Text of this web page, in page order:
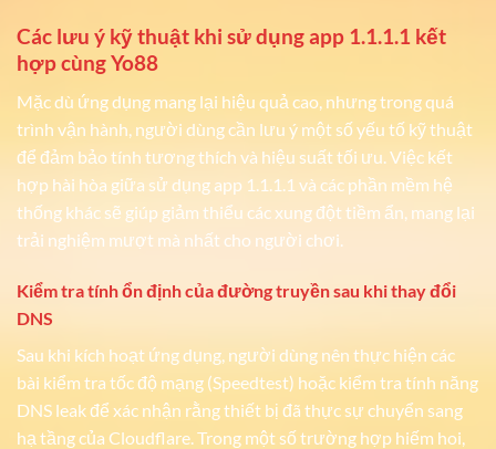
Các lưu ý kỹ thuật khi sử dụng app 1.1.1.1 kết
hợp cùng Yo88
Mặc dù ứng dụng mang lại hiệu quả cao, nhưng trong quá
trình vận hành, người dùng cần lưu ý một số yếu tố kỹ thuật
để đảm bảo tính tương thích và hiệu suất tối ưu. Việc kết
hợp hài hòa giữa sử dụng app 1.1.1.1 và các phần mềm hệ
thống khác sẽ giúp giảm thiểu các xung đột tiềm ẩn, mang lại
trải nghiệm mượt mà nhất cho người chơi.
Kiểm tra tính ổn định của đường truyền sau khi thay đổi
DNS
Sau khi kích hoạt ứng dụng, người dùng nên thực hiện các
bài kiểm tra tốc độ mạng (Speedtest) hoặc kiểm tra tính năng
DNS leak để xác nhận rằng thiết bị đã thực sự chuyển sang
hạ tầng của Cloudflare. Trong một số trường hợp hiếm hoi,